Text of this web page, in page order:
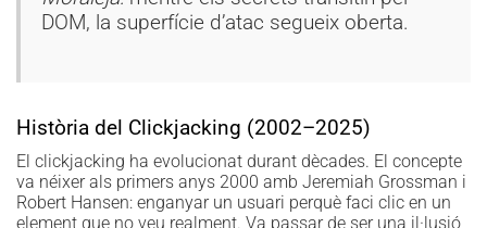
DOM, la superfície d’atac segueix oberta.
Història del Clickjacking (2002–2025)
El clickjacking ha evolucionat durant dècades. El concepte
va néixer als primers anys 2000 amb Jeremiah Grossman i
Robert Hansen: enganyar un usuari perquè faci clic en un
element que no veu realment. Va passar de ser una il·lusió